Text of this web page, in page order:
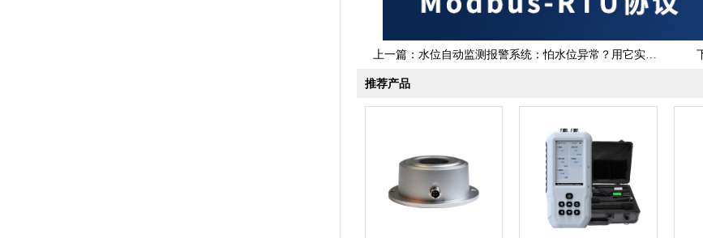
上一篇： 水位自动监测报警系统：怕水位异常？用它实时监测水位
推荐产品